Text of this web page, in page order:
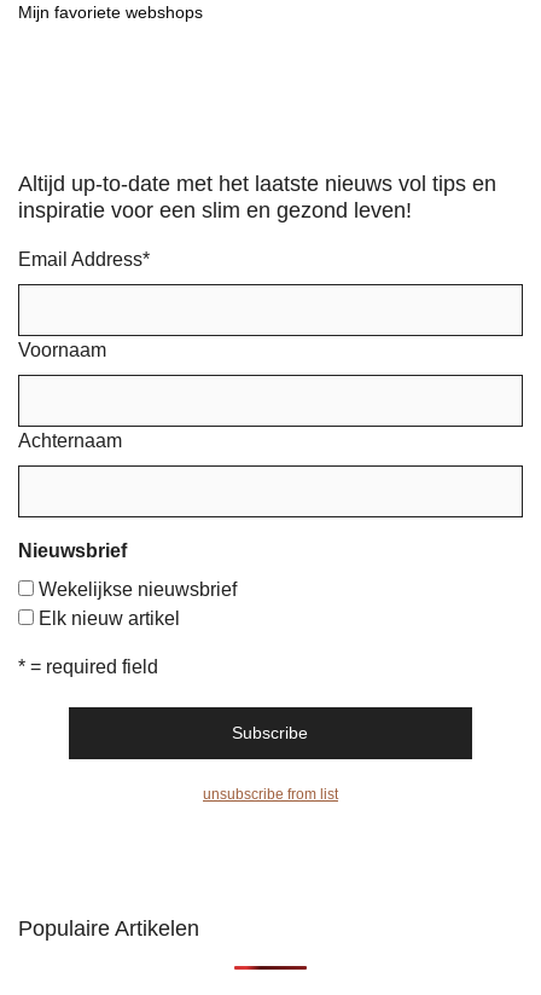
Mijn favoriete webshops
Altijd up-to-date met het laatste nieuws vol tips en
inspiratie voor een slim en gezond leven!
Email Address*
Voornaam
Achternaam
Nieuwsbrief
Wekelijkse nieuwsbrief
Elk nieuw artikel
* = required field
unsubscribe from list
Populaire Artikelen